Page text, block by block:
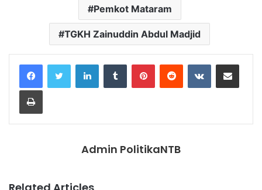
Pemkot Mataram
TGKH Zainuddin Abdul Madjid
LinkedInTumblr PinterestReddit VKontakteShare via Email
Print
Admin PolitikaNTB